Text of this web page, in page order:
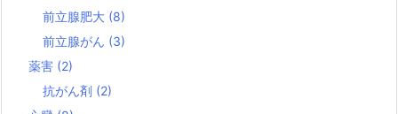
前立腺肥大 (8)
前立腺がん (3)
薬害 (2)
抗がん剤 (2)